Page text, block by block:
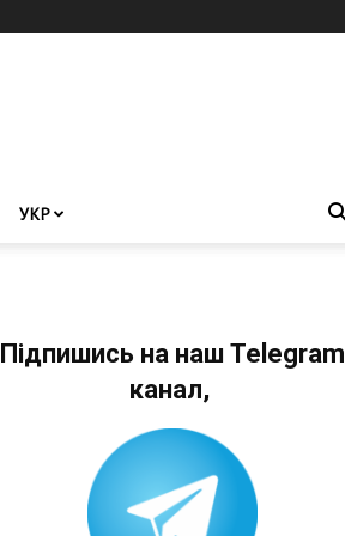
УКР
Підпишись на наш Telegram
канал,